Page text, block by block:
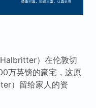
）在伦敦切
万英镑的豪宅，这原
）留给家人的资